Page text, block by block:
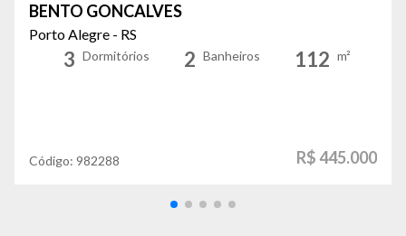
BENTO GONCALVES
Porto Alegre - RS
3 Dormitórios 2 Banheiros 112 m²
Código: 982288 R$ 445.000